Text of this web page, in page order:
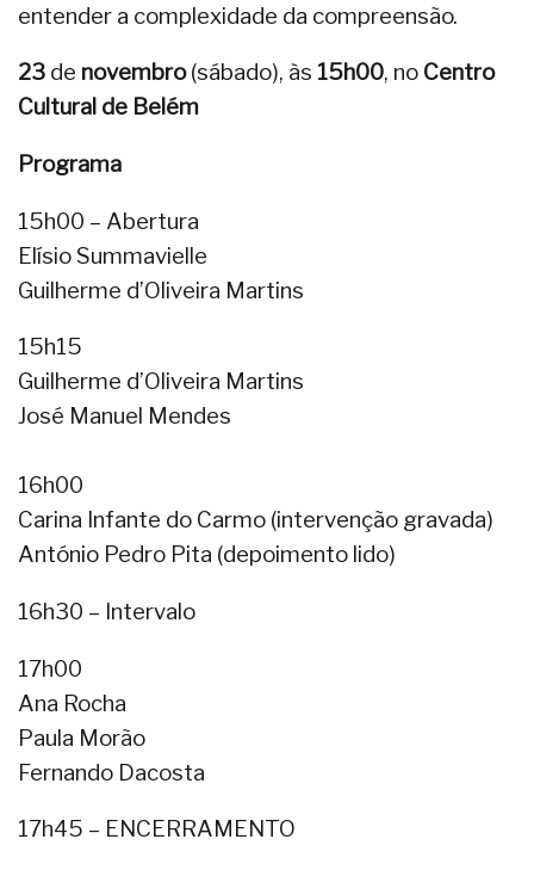
entender a complexidade da compreensão.
23 de novembro(sábado), às 15h00, no Centro
Cultural de Belém
Programa
15h00 – Abertura
Elísio Summavielle
Guilherme d’Oliveira Martins
15h15
Guilherme d’Oliveira Martins
José Manuel Mendes
16h00
Carina Infante do Carmo (intervenção gravada)
António Pedro Pita (depoimento lido)
16h30 – Intervalo
17h00
Ana Rocha
Paula Morão
Fernando Dacosta
17h45 – ENCERRAMENTO